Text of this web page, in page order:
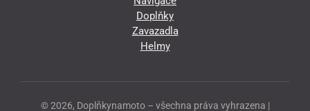
Doplňky
Zavazadla
Helmy
© 2026, Doplňkynamoto – všechna práva vyhrazena |